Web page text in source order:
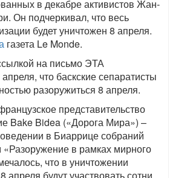
в декабре активистов Жан-
Он подчеркивал, что весь
будет уничтожен 8 апреля.
газета Le Monde.
на письмо ЭТА
что баскские сепаратисты
разоружиться 8 апреля.
представительство
Bake Bidea («Дорога Мира») –
в Биаррице собраний
в рамках мирного
что в уничтожении